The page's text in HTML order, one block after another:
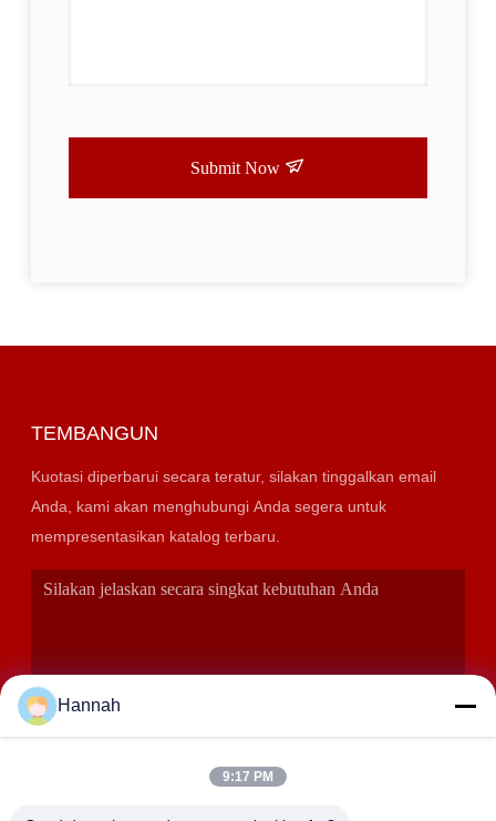
Submit Now
TEMBANGUN
Kuotasi diperbarui secara teratur, silakan tinggalkan email
Anda, kami akan menghubungi Anda segera untuk
mempresentasikan katalog terbaru.
Hannah
9:17 PM